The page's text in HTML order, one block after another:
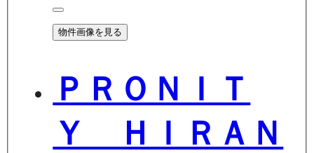
物件画像を見る
ＰＲＯＮＩＴ
Ｙ ＨＩＲＡＮ